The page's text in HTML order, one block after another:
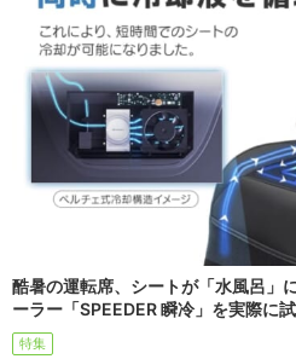
酷暑の運転席、シートが「水風呂」
ーラー「SPEEDER 瞬冷」を実際に
特集